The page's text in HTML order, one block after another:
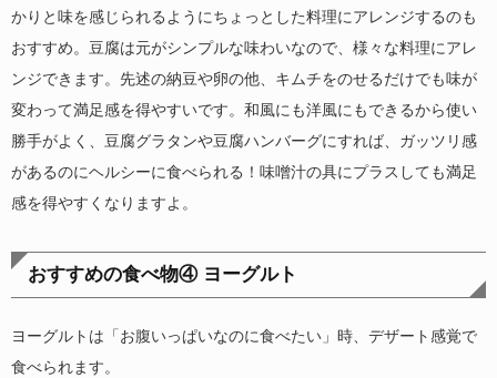
かりと味を感じられるようにちょっとした料理にアレンジするのも
おすすめ。豆腐は元がシンプルな味わいなので、様々な料理にアレ
ンジできます。先述の納豆や卵の他、キムチをのせるだけでも味が
変わって満足感を得やすいです。和風にも洋風にもできるから使い
勝手がよく、豆腐グラタンや豆腐ハンバーグにすれば、ガッツリ感
があるのにヘルシーに食べられる！味噌汁の具にプラスしても満足
感を得やすくなりますよ。
おすすめの食べ物④ ヨーグルト
ヨーグルトは「お腹いっぱいなのに食べたい」時、デザート感覚で
食べられます。